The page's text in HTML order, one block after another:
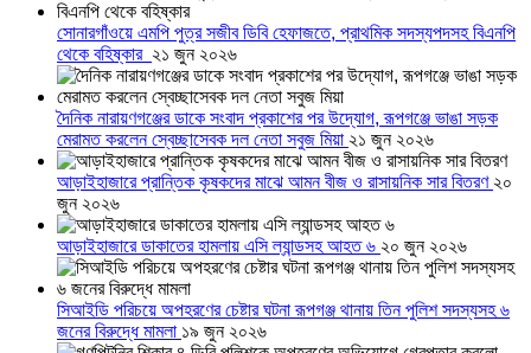
সোনারগাঁওয়ে এমপি পুত্র সজীব ডিবি হেফাজতে, প্রাথমিক সদস্যপদসহ বিএনপি
থেকে বহিষ্কার ২১ জুন ২০২৬
দৈনিক নারায়ণগঞ্জের ডাকে সংবাদ প্রকাশের পর উদ্যোগ, রূপগঞ্জে ভাঙা সড়ক
মেরামত করলেন স্বেচ্ছাসেবক দল নেতা সবুজ মিয়া ২১ জুন ২০২৬
আড়াইহাজারে প্রান্তিক কৃষকদের মাঝে আমন বীজ ও রাসায়নিক সার বিতরণ ২০
জুন ২০২৬
আড়াইহাজারে ডাকাতের হামলায় এসি ল্যান্ডসহ আহত ৬ ২০ জুন ২০২৬
সিআইডি পরিচয়ে অপহরণের চেষ্টার ঘটনা রূপগঞ্জ থানায় তিন পুলিশ সদস্যসহ ৬
জনের বিরুদ্ধে মামলা ১৯ জুন ২০২৬